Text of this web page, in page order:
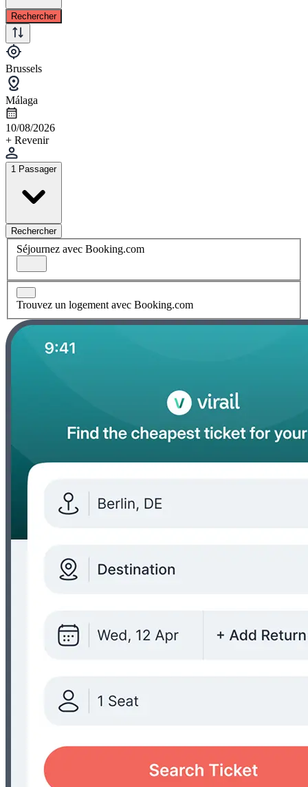
Rechercher
Brussels
Málaga
10/08/2026
+ Revenir
1 Passager
Rechercher
Séjournez avec Booking.com
Trouvez un logement avec Booking.com